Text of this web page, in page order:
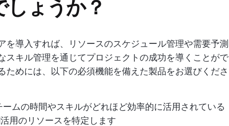
しょうか？
を導入すれば、リソースのスケジュール管理や需要予測
スキル管理を通じてプロジェクトの成功を導くことがで
ためには、以下の必須機能を備えた製品をお選びくださ
ームの時間やスキルがどれほど効率的に活用されている
用のリソースを特定します